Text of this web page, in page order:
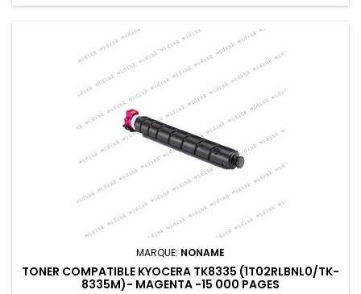
MARQUE: NONAME
TONER COMPATIBLE KYOCERA TK8335 (1T02RLBNL0/TK-
8335M)- MAGENTA -15 000 PAGES